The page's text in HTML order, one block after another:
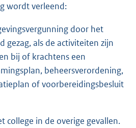
wordt verleend:
door het
gezag, als de activiteiten zijn
bij of krachtens een
beheersverordening,
of voorbereidingsbesluit
college in de overige gevallen.